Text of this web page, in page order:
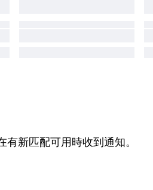
有新匹配可用時收到通知。